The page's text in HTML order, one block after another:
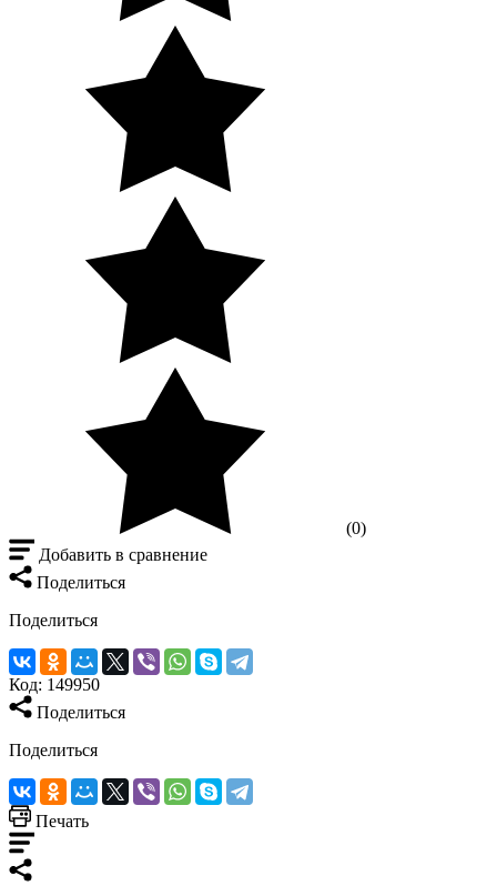
(0)
Добавить в сравнение
Поделиться
Поделиться
Код: 149950
Поделиться
Поделиться
Печать